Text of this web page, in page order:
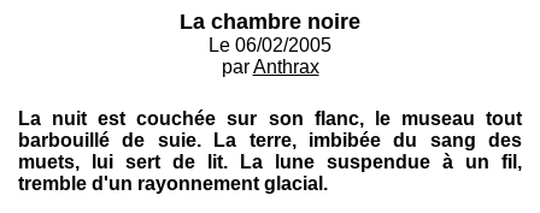
La chambre noire
Le 06/02/2005
parAnthrax
La nuit est couchée sur son flanc, le museau tout
barbouillé de suie. La terre, imbibée du sang des
muets, lui sert de lit. La lune suspendue à un fil,
tremble d'un rayonnement glacial.